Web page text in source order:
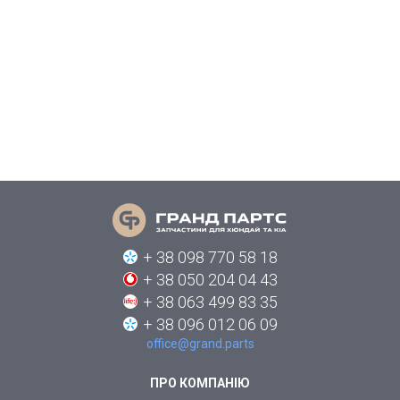
ПРО КОМПАНІЮ
+ 38 098 770 58 18
+ 38 050 204 04 43
+ 38 063 499 83 35
+ 38 096 012 06 09
office@grand.parts